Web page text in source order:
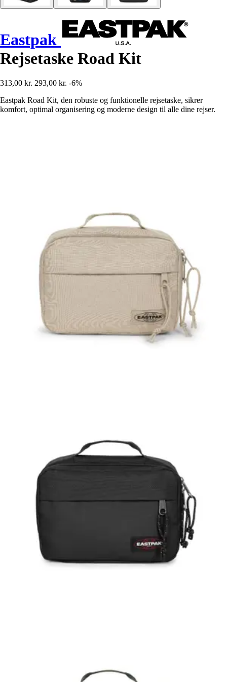
Eastpak
Rejsetaske Road Kit
313,00 kr. 293,00 kr. -6%
Eastpak Road Kit, den robuste og funktionelle rejsetaske, sikrer
komfort, optimal organisering og moderne design til alle dine rejser.